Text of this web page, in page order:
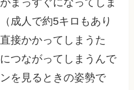
まっすぐになってしま
成人で約5キロもあり
接かかってしまうた
つながってしまうんで
を見るときの姿勢で